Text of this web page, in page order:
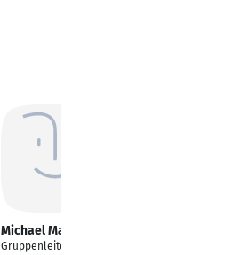
Michael Maurer
Gruppenleiter